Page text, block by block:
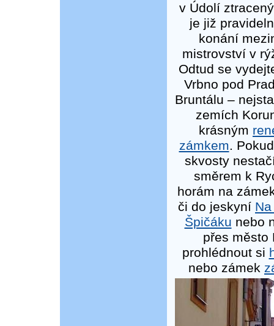
v Údolí
je již
konání
mistrovství v
Odtud se
Vrbno pod
Bruntálu –
zemích
krásným
zámkem.
skvosty
směrem k
horám na
či do jeskyní
Špičáku nebo
přes město
prohlédnout si
nebo zámek